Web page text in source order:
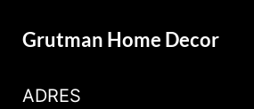
Grutman Home Decor
ADRES